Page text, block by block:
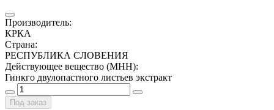
Производитель:
КРКА
Страна:
РЕСПУБЛИКА СЛОВЕНИЯ
Действующее вещество (МНН):
Гинкго двулопастного листьев экстракт
Под заказ